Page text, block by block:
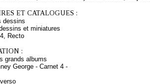
ET CATALOGUES :
dessins
et miniatures
Recto
:
grands albums
George - Carnet 4 -